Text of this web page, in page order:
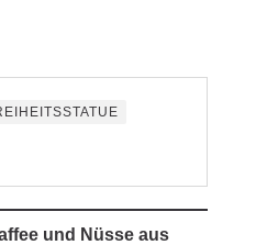
und Nüsse aus